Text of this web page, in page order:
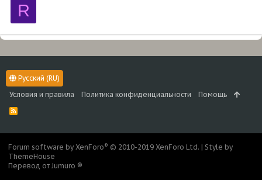
R
Русский (RU)
Условия и правила
Политика конфиденциальности Помощь
R
S
Forum software by XenForo® © 2010-2019 XenForo Ltd. | Style by
ThemeHouse
Перевод от Jumuro ®